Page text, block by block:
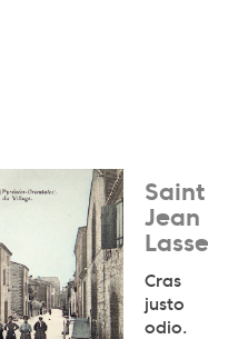
Saint
Jean
Lasseille
Cras
justo
odio.